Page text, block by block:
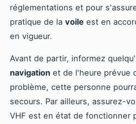
réglementations et pour
pratique de la voile est en
en vigueur.
Avant de partir, informez
navigation et de l'heure prévue
problème, cette personne
secours. Par ailleurs, assurez-
VHF est en état de fonctionner